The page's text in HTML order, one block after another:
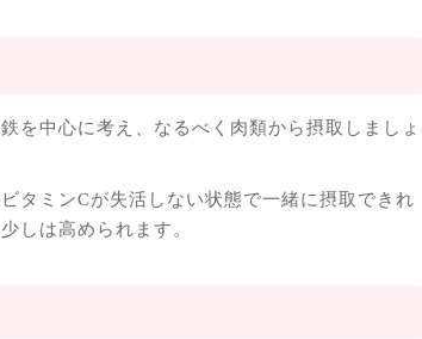
を中心に考え、なるべく肉類から摂取しましょ
タミンCが失活しない状態で一緒に摂取できれ
しは高められます。